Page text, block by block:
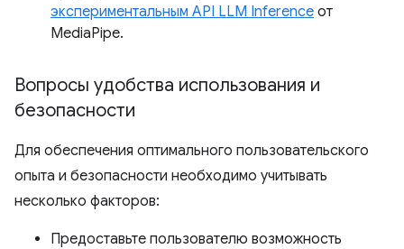
экспериментальным API LLM Inference от
MediaPipe.
Вопросы удобства использования и
безопасности
Для обеспечения оптимального пользовательского
опыта и безопасности необходимо учитывать
несколько факторов:
Предоставьте пользователю возможность